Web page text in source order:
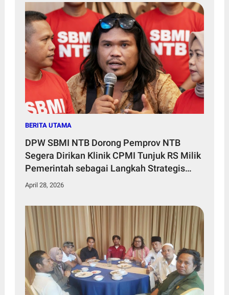
BERITA UTAMA
DPW SBMI NTB Dorong Pemprov NTB
Segera Dirikan Klinik CPMI Tunjuk RS Milik
Pemerintah sebagai Langkah Strategis
Perlindungan dan Penyelamatan Potensi
April 28, 2026